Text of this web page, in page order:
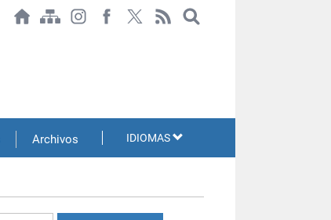
Archivos IDIOMAS